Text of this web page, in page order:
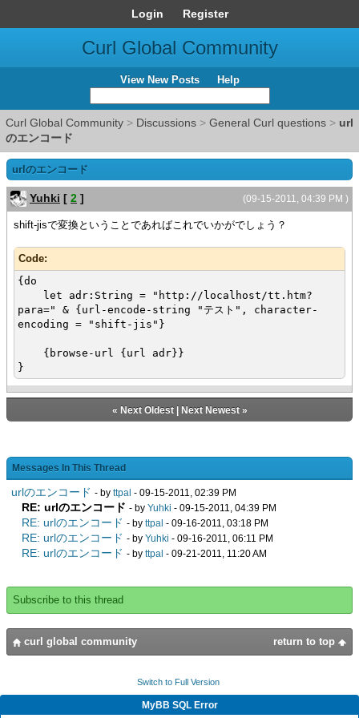
Login Register
Curl Global Community
View New Posts Help
Curl Global Community > Discussions > General Curl questions > url
のエンコード
urlのエンコード
(09-15-2011, 04:39 PM )
Yuhki [ 2 ]
shift-jisで変換ということであればこれでいかがでしょう？
Code:
{do
let adr:String = "http://localhost/tt.htm?
para=" & {url-encode-string "テスト", character-
encoding = "shift-jis"}
{browse-url {url adr}}
}
« Next Oldest| Next Newest»
Messages In This Thread
urlのエンコード - by ttpal - 09-15-2011, 02:39 PM
RE: urlのエンコード - by Yuhki - 09-15-2011, 04:39 PM
RE: urlのエンコード - by ttpal - 09-16-2011, 03:18 PM
RE: urlのエンコード - by Yuhki - 09-16-2011, 06:11 PM
RE: urlのエンコード - by ttpal - 09-21-2011, 11:20 AM
Subscribe to this thread
return to top
curl global community
Switch to Full Version
MyBB SQL Error